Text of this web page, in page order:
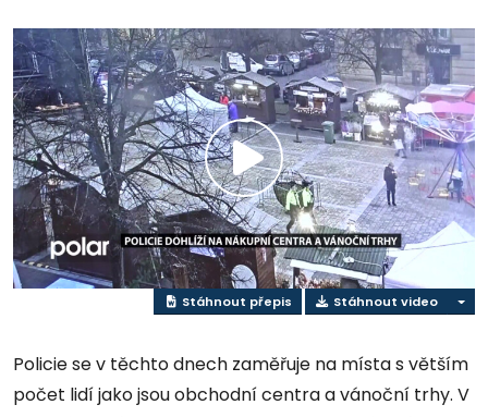
Přehrát
video
Stáhnout přepis Stáhnout video
Policie se v těchto dnech zaměřuje na místa s větším
počet lidí jako jsou obchodní centra a vánoční trhy. V